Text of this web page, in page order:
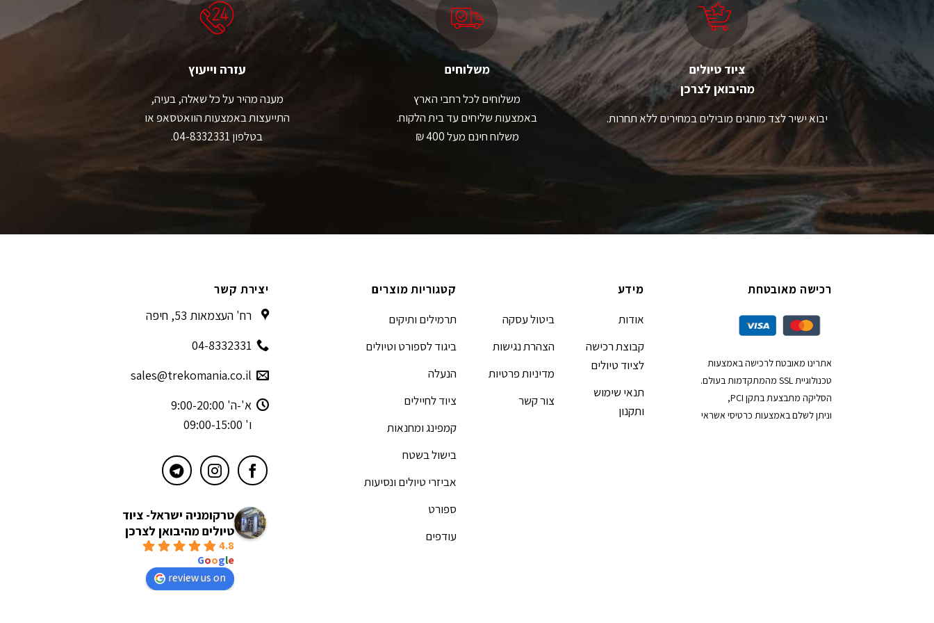
האפשרויות
בעמוד
המוצר
האפשרויות
בעמוד
המוצר
האפשרויות
בעמוד
האפשרויות
בעמוד
המוצר
האפשרויות
ציוד טיולים
מהיבואן לצרכן
יבוא ישיר לצד מותגים מובילים במחירים ללא תחרות.
משלוחים
משלוחים לכל רחבי הארץ
באמצעות שליחים עד בית הלקוח.
משלוח חינם מעל 400 ₪
עזרה וייעוץ
מענה מהיר על כל שאלה, בעיה,
התייעצות באמצעות הוואטסאפ או
בטלפון 04-8332331.
רכישה מאובטחת
אתרינו מאובטח לרכישה באמצעות
טכנולוגיית SSL מהמתקדמות בעולם.
הסליקה מתבצעת בתקן PCI,
וניתן לשלם באמצעות כרטיסי אשראי
מידע
אודות
קבוצת רכישה
לציוד טיולים
תנאי שימוש
ותקנון
ביטול עסקה
הצהרת נגישות
מדיניות פרטיות
צור קשר
קטגוריות מוצרים
תרמילים ותיקים
ביגוד לספורט וטיולים
הנעלה
ציוד לחיילים
קמפינג ומחנאות
בישול בשטח
אביזרי טיולים ונסיעות
ספורט
עודפים
יצירת קשר
רח' העצמאות 53, חיפה
04-8332331
sales@trekomania.co.il
א'-ה' 9:00-20:00
ו' 09:00-15:00
טרקומניה ישראל- ציוד
טיולים מהיבואן לצרכן
4.8
Google
review us on